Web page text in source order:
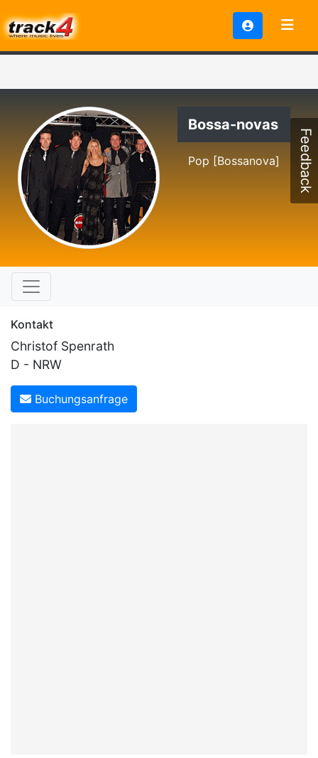
Bossa-novas
Pop [Bossanova]
Kontakt
Christof Spenrath
D - NRW
Buchungsanfrage
Feedback